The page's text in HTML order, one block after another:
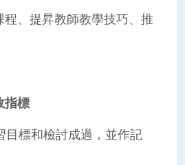
程、提昇教師教學技巧、推
指標
目標和檢討成過，並作記